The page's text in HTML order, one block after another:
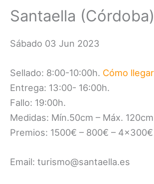
Santaella
Sábado 03 Jun 2023
Sellado: 8:00-10:00h. Cómo llegar
Entrega: 13:00- 16:00h.
Fallo: 19:00h.
Medidas: Mín.50cm – Máx.
Premios: 1500€ – 800€ –
Email: turismo@santaella.es